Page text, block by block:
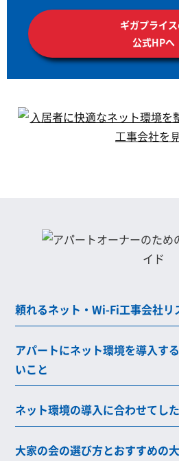
ギガプライ
公式HPへ
頼れるネット・Wi-Fi工事会社リ
アパートにネット環境を導入す
いこと
ネット環境の導入に合わせてし
大家の会の選び方とおすすめの